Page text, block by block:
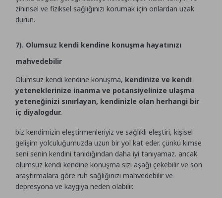
zihinsel ve fiziksel sağlığınızı korumak için onlardan uzak
durun.
7). Olumsuz kendi kendine konuşma hayatınızı
mahvedebilir
Olumsuz kendi kendine konuşma, kendinize ve kendi
yeteneklerinize inanma ve potansiyelinize ulaşma
yeteneğinizi sınırlayan, kendinizle olan herhangi bir
iç diyalogdur.
biz kendimizin eleştirmenleriyiz ve sağlıklı eleştiri, kişisel
gelişim yolculuğumuzda uzun bir yol kat eder. çünkü kimse
seni senin kendini tanıdığından daha iyi tanıyamaz. ancak
olumsuz kendi kendine konuşma sizi aşağı çekebilir ve son
araştırmalara göre ruh sağlığınızı mahvedebilir ve
depresyona ve kaygıya neden olabilir.